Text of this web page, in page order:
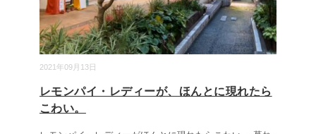
2021年09月13日
レモンパイ・レディーが、ほんとに現れたら
こわい。